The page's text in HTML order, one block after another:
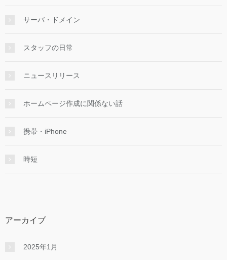
サーバ・ドメイン
スタッフの日常
ニュースリリース
ホームページ作成に関係ない話
携帯・iPhone
時短
アーカイブ
2025年1月